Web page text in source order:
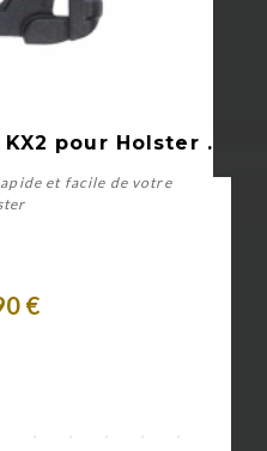
Module Réceptacle KX2 pour Holster Rigide GK
et facile de votre
€